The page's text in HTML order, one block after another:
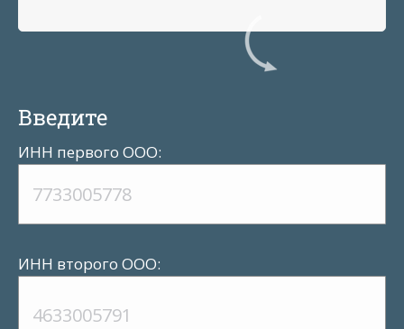
Введите
ИНН первого ООО:
ИНН второго ООО: